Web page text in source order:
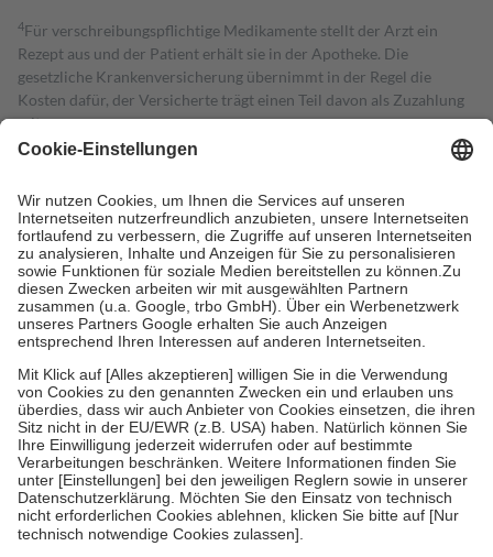
4Für verschreibungspflichtige Medikamente stellt der Arzt ein
Rezept aus und der Patient erhält sie in der Apotheke. Die
gesetzliche Krankenversicherung übernimmt in der Regel die
Kosten dafür, der Versicherte trägt einen Teil davon als Zuzahlung
mit.
Grundsätzlich leisten Mitglieder Zuzahlungen in Höhe von zehn
höchstens zehn Euro.
Es sind jedoch nie mehr als die tatsächlichen
Kosten der Leistung zu entrichten.
Diese Regeln gelten grundsätzlich auch für Online-Apotheken.
Bei Heilmitteln und häuslicher Krankenpflege beträgt die
Zuzahlung zehn Prozent der Kosten sowie zehn Euro je
Verordnung.
Um das Engagement der Versicherten für ihre eigene Gesundheit zu
stärken und die besondere Stellung der Familie zu unterstützen,
fallenkeine Zuzahlungenan bei:
• Kindern und Jugendlichen bis zum vollendeten 18. Lebensjahr
mit Ausnahme der Fahrkosten
• Untersuchungen zur Vorsorge und Früherkennung, die von der
GKV getragen werden
• empfohlenen Schutzimpfungen
• Harn- und Blutteststreifen